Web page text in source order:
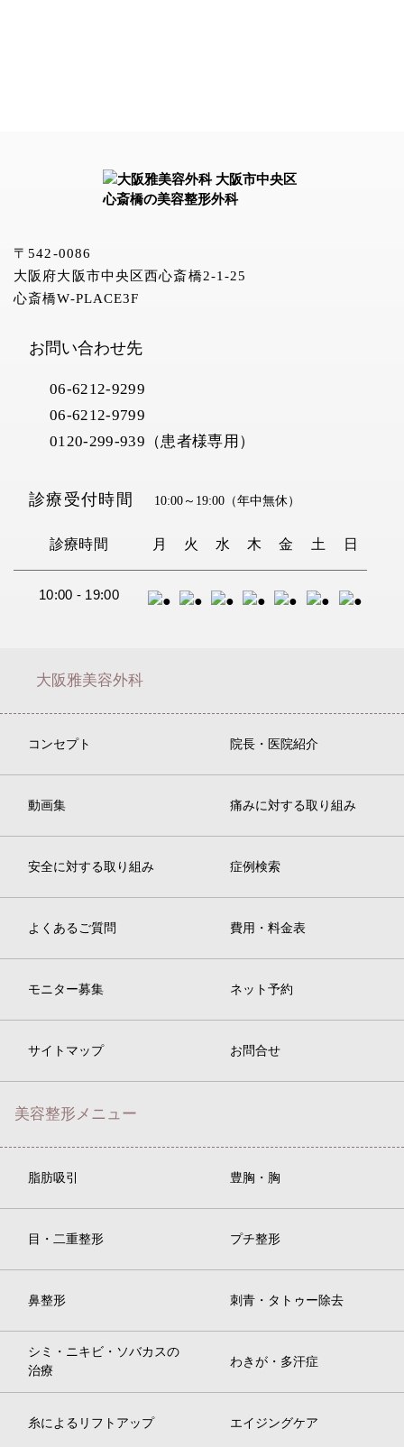
〒542-0086
大阪府大阪市中央区西心斎橋2-1-25
心斎橋W-PLACE3F
お問い合わせ先
06-6212-9299
06-6212-9799
0120-299-939（患者様専用）
診療受付時間 10:00～19:00 （年中無休）
診療時間 月 火 水 木 金 土 日
10:00 - 19:00
大阪雅美容外科
コンセプト 院長・医院紹介
動画集 痛みに対する取り組み
安全に対する取り組み 症例検索
よくあるご質問 費用・料金表
モニター募集 ネット予約
サイトマップ お問合せ
美容整形メニュー
脂肪吸引 豊胸・胸
目・二重整形 プチ整形
鼻整形 刺青・タトゥー除去
シミ・ニキビ・ソバカスの
治療
わきが・多汗症
糸によるリフトアップ エイジングケア